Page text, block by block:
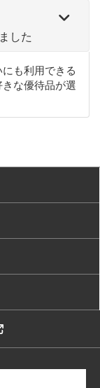
した
も利用できる
きな優待品が選